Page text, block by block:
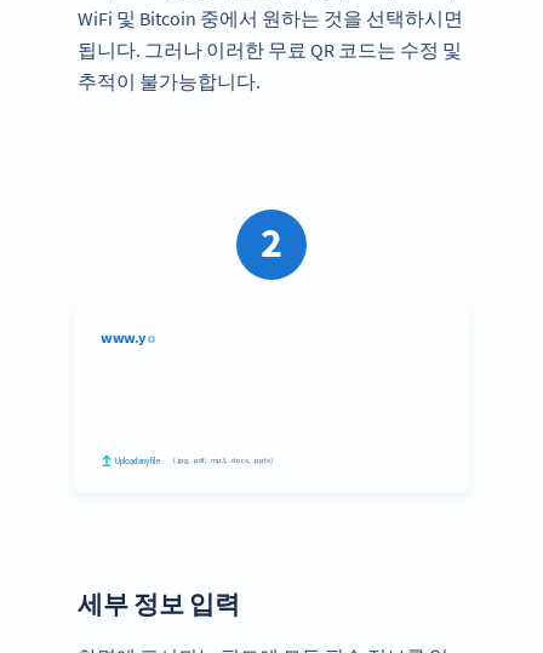
WiFi 및 Bitcoin 중에서 원하는 것을 선택하시면
됩니다. 그러나 이러한 무료 QR 코드는 수정 및
추적이 불가능합니다.
2
세부 정보 입력